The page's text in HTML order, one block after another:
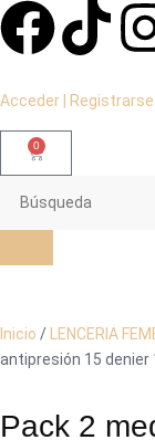
Acceder | Registrarse
0
Inicio / LENCERIA
antipresión 15 denier
Pack 2